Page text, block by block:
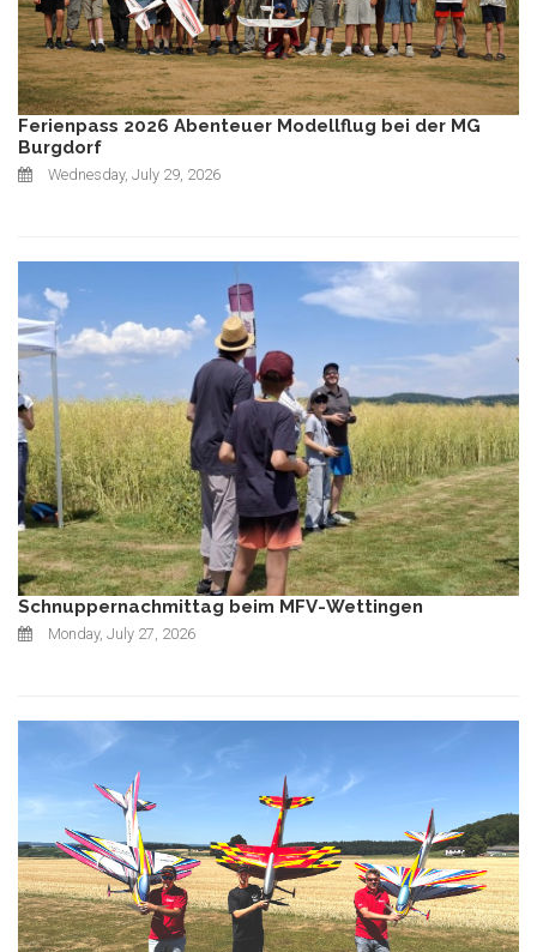
Ferienpass 2026 Abenteuer Modellflug bei der MG
Burgdorf
Wednesday, July 29, 2026
Schnuppernachmittag beim MFV-Wettingen
Monday, July 27, 2026